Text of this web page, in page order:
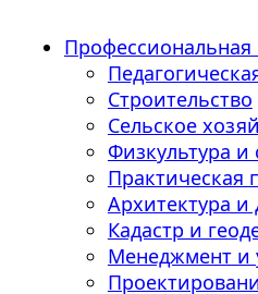
Профессиональная
Строительство
Сельское
Физкультура и
Практическая
Архитектура и
Кадастр и
Менеджмент и